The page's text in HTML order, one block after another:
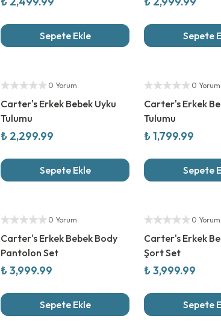
Sepete Ekle Sepete
0 Yorum
Carter's Erkek Bebek Uyku
Tulumu
₺ 2,299.99
Sepete Ekle
0 Yorum
Carter's Erkek
Tulumu
₺ 1,799.99
Sepete
0 Yorum
Carter's Erkek Bebek Body
Pantolon Set
₺ 3,999.99
Sepete Ekle
0 Yorum
Carter's Erkek
Şort Set
₺ 3,999.99
Sepete